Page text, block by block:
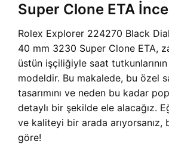
Super Clone ETA
Rolex Explorer 224270 Black
40 mm 3230 Super Clone ETA,
üstün işçiliğiyle saat
modeldir. Bu makalede, bu özel
tasarımını ve neden bu kadar
detaylı bir şekilde ele alacağız.
ve kaliteyi bir arada arıyorsanız,
göre!